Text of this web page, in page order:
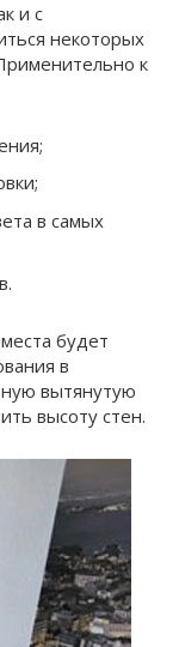
и с
некоторых
к
в самых
будет
в
вытянутую
высоту стен.